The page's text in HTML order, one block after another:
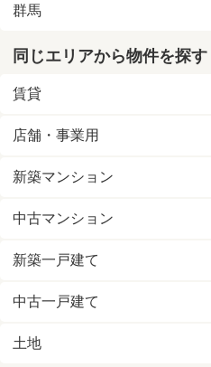
群馬
同じエリアから物件を探す
賃貸
店舗・事業用
新築マンション
中古マンション
新築一戸建て
中古一戸建て
土地